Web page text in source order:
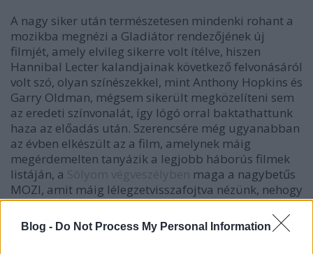
Blog - Do Not Process My Personal Information
A nagy siker után természetesen mindenki rohant a
mozikba megnézi a Gladiátor rendezőjének új
filmjét, amely elvileg sikerre volt ítélve, hiszen
Hannibal Lecter kalandjainak következő felvonásáról
volt szó, olyan színészekkel, mint Anthony Hopkins és
Garry Oldman, mégsem sikerült megközelíteni sem
az eredeti színvonalát, így lógó orral baktathattunk
haza az előadás után. Szerencsére még ugyanabban
az évben elkészült az a film, amelynek máig
megérdemelten tanyázik a legjobb háborús filmek
listáján, a
maga a nagybetűs
MOZI, amit máig lélegzetvisszafojtva nézünk, nehogy
lemaradjunk egyetlen értékes képkockáról sem.
Oscar bácsi megint jött, karrier ismét szárnyalt,
Hannibal fiaskó elfelejtve. Akkor még nem tudtuk,